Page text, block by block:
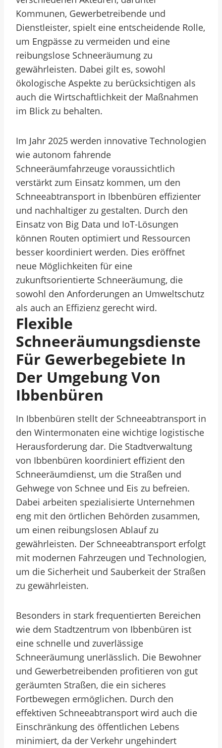
Kommunen, Gewerbetreibende und
Dienstleister, spielt eine entscheidende Rolle,
um Engpässe zu vermeiden und eine
reibungslose Schneeräumung zu
gewährleisten. Dabei gilt es, sowohl
ökologische Aspekte zu berücksichtigen als
auch die Wirtschaftlichkeit der Maßnahmen
im Blick zu behalten.
Im Jahr 2025 werden innovative Technologien
wie autonom fahrende
Schneeräumfahrzeuge voraussichtlich
verstärkt zum Einsatz kommen, um den
Schneeabtransport in Ibbenbüren effizienter
und nachhaltiger zu gestalten. Durch den
Einsatz von Big Data und IoT-Lösungen
können Routen optimiert und Ressourcen
besser koordiniert werden. Dies eröffnet
neue Möglichkeiten für eine
zukunftsorientierte Schneeräumung, die
sowohl den Anforderungen an Umweltschutz
als auch an Effizienz gerecht wird.
Flexible
Schneeräumungsdienste
Für Gewerbegebiete In
Der Umgebung Von
Ibbenbüren
In Ibbenbüren stellt der Schneeabtransport in
den Wintermonaten eine wichtige logistische
Herausforderung dar. Die Stadtverwaltung
von Ibbenbüren koordiniert effizient den
Schneeräumdienst, um die Straßen und
Gehwege von Schnee und Eis zu befreien.
Dabei arbeiten spezialisierte Unternehmen
eng mit den örtlichen Behörden zusammen,
um einen reibungslosen Ablauf zu
gewährleisten. Der Schneeabtransport erfolgt
mit modernen Fahrzeugen und Technologien,
um die Sicherheit und Sauberkeit der Straßen
zu gewährleisten.
Besonders in stark frequentierten Bereichen
wie dem Stadtzentrum von Ibbenbüren ist
eine schnelle und zuverlässige
Schneeräumung unerlässlich. Die Bewohner
und Gewerbetreibenden profitieren von gut
geräumten Straßen, die ein sicheres
Fortbewegen ermöglichen. Durch den
effektiven Schneeabtransport wird auch die
Einschränkung des öffentlichen Lebens
minimiert, da der Verkehr ungehindert